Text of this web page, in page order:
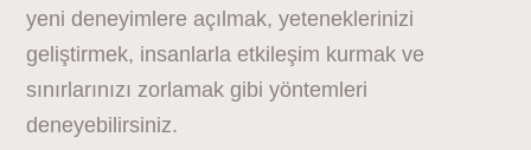
yeni deneyimlere açılmak, yeteneklerinizi
geliştirmek, insanlarla etkileşim kurmak ve
sınırlarınızı zorlamak gibi yöntemleri
deneyebilirsiniz.